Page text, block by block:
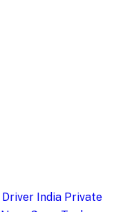
Driver India Private